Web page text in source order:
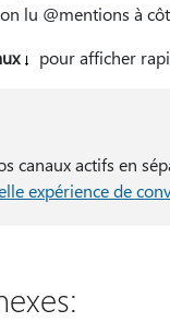
lu @mentions à
pour afficher
canaux actifs en
expérience de